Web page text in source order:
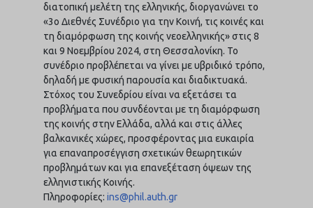
διατοπική μελέτη της ελληνικής, διοργανώνει το
«3ο Διεθνές Συνέδριο για την Κοινή, τις κοινές και
τη διαμόρφωση της κοινής νεοελληνικής» στις 8
και 9 Νοεμβρίου 2024, στη Θεσσαλονίκη. Το
συνέδριο προβλέπεται να γίνει με υβριδικό τρόπο,
δηλαδή με φυσική παρουσία και διαδικτυακά.
Στόχος του Συνεδρίου είναι να εξετάσει τα
προβλήματα που συνδέονται με τη διαμόρφωση
της κοινής στην Ελλάδα, αλλά και στις άλλες
βαλκανικές χώρες, προσφέροντας μια ευκαιρία
για επαναπροσέγγιση σχετικών θεωρητικών
προβλημάτων και για επανεξέταση όψεων της
ελληνιστικής Κοινής.
Πληροφορίες: ins@phil.auth.gr